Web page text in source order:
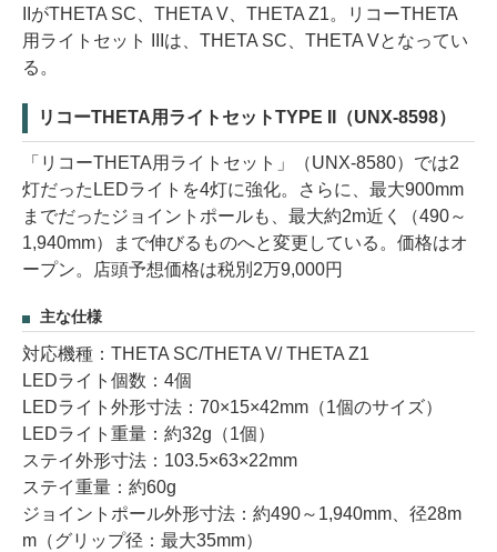
IIがTHETA SC、THETA V、THETA Z1。リコーTHETA
用ライトセット IIIは、THETA SC、THETA Vとなってい
る。
リコーTHETA用ライトセットTYPE II（UNX-8598）
「リコーTHETA用ライトセット」（UNX-8580）では2
灯だったLEDライトを4灯に強化。さらに、最大900mm
までだったジョイントポールも、最大約2m近く（490～
1,940mm）まで伸びるものへと変更している。価格はオ
ープン。店頭予想価格は税別2万9,000円
主な仕様
対応機種：THETA SC/THETA V/ THETA Z1
LEDライト個数：4個
LEDライト外形寸法：70×15×42mm（1個のサイズ）
LEDライト重量：約32g（1個）
ステイ外形寸法：103.5×63×22mm
ステイ重量：約60g
ジョイントポール外形寸法：約490～1,940mm、径28m
m（グリップ径：最大35mm）